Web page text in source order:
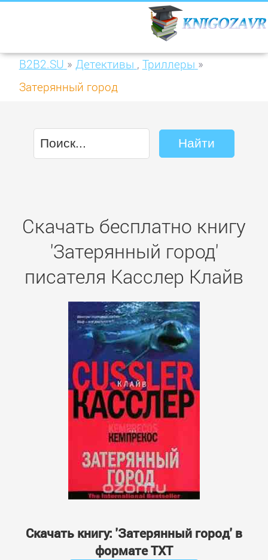
B2B2.SU » Детективы , Триллеры »
Затерянный город
Скачать бесплатно книгу
'Затерянный город'
писателя Касслер Клайв
Скачать книгу: 'Затерянный город' в
формате TXT